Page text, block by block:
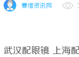
赛维资讯网
武汉配眼镜 上海